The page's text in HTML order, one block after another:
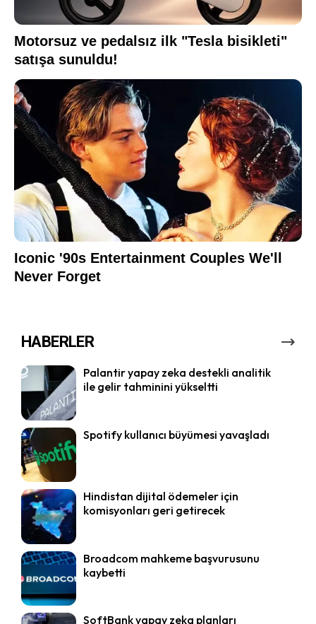
HABERLER
Palantir yapay zeka destekli analitik
ile gelir tahminini yükseltti
Spotify kullanıcı büyümesi yavaşladı
Hindistan dijital ödemeler için
komisyonları geri getirecek
Broadcom mahkeme başvurusunu
kaybetti
SoftBank yapay zeka planları